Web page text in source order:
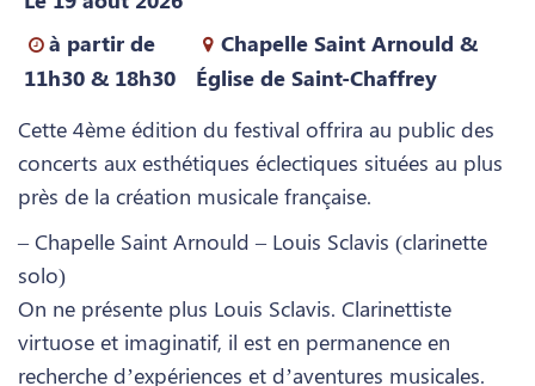
à partir de
11h30 & 18h30
Chapelle Saint Arnould &
Église de Saint-Chaffrey
Cette 4ème édition du festival offrira au public des
concerts aux esthétiques éclectiques situées au plus
près de la création musicale française.
– Chapelle Saint Arnould – Louis Sclavis (clarinette
solo)
On ne présente plus Louis Sclavis. Clarinettiste
virtuose et imaginatif, il est en permanence en
recherche d’expériences et d’aventures musicales.